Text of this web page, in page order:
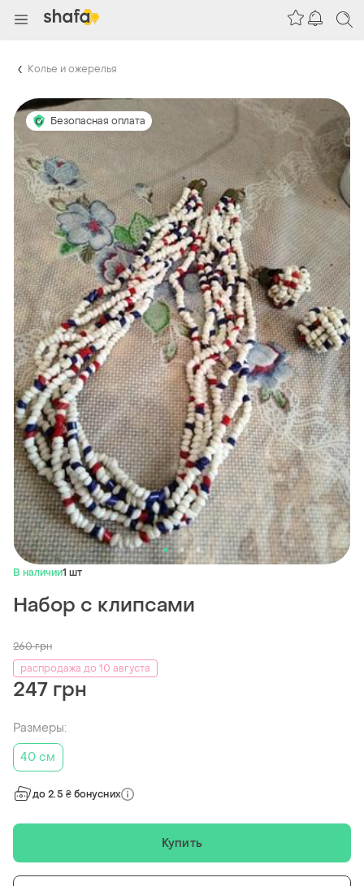
Колье и ожерелья
Безопасная оплата
В наличии1 шт
Набор с клипсами
260грн
распродажа до 10 августа
247 грн
Размеры:
40 см
до 2.5 ₴ бонусних
Купить